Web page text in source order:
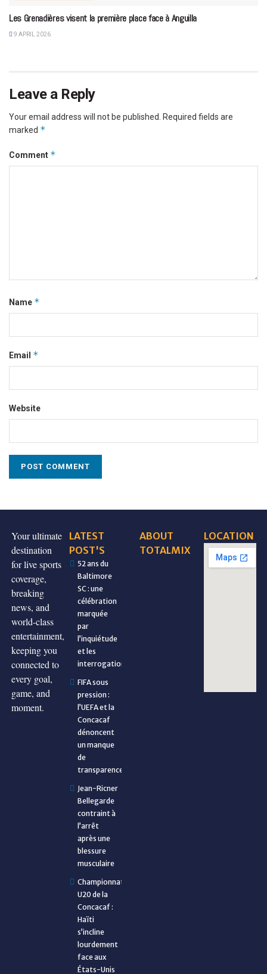
Les Grenadières visent la première place face à Anguilla
9 APRIL 2026
Leave a Reply
Your email address will not be published. Required fields are
marked *
Comment *
Name *
Email *
Website
Your ultimate
destination
for live sports
coverage,
breaking
news, and
world-class
entertainment,
keeping you
connected to
every goal,
game, and
moment.
LATEST
POST'S
52 ans du
Baltimore
SC : une
célébration
marquée
par
l’inquiétude
et les
interrogations
FIFA sous
pression :
l’UEFA et la
Concacaf
dénoncent
un manque
de
transparence
Jean-Ricner
Bellegarde
contraint à
l’arrêt
après une
blessure
musculaire
Championnat
U20 de la
Concacaf :
Haïti
s’incline
lourdement
face aux
États-Unis
ABOUT
TOTALMIX
LOCATION